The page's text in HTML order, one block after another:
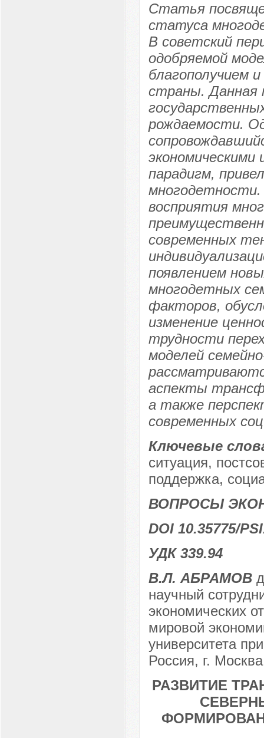
Статья
статуса
В советский
одобряемой
благополучием
страны. Данная
рождаемости.
экономическими
парадигм,
восприятия
современных
появлением
многодетных
факторов,
изменение
трудности
моделей
аспекты
а также
современных
Ключевые
ситуация,
поддержка,
ВОПРОСЫ
DOI 10.35775/
УДК 339.94
В.Л. АБРАМОВ
научный
экономических
мировой
университета
Россия, г. Москва
РАЗВИТИЕ